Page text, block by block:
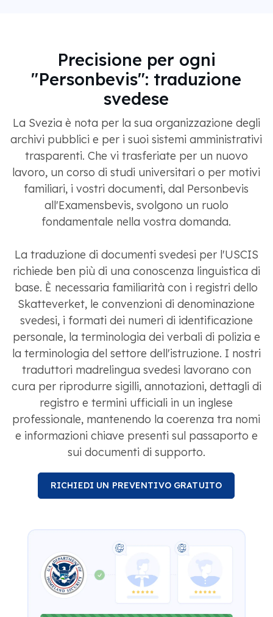
Precisione per ogni
"Personbevis": traduzione
svedese
La Svezia è nota per la sua organizzazione degli
archivi pubblici e per i suoi sistemi amministrativi
trasparenti. Che vi trasferiate per un nuovo
lavoro, un corso di studi universitari o per motivi
familiari, i vostri documenti, dal Personbevis
all'Examensbevis, svolgono un ruolo
fondamentale nella vostra domanda.
La traduzione di documenti svedesi per l'USCIS
richiede ben più di una conoscenza linguistica di
base. È necessaria familiarità con i registri dello
Skatteverket, le convenzioni di denominazione
svedesi, i formati dei numeri di identificazione
personale, la terminologia dei verbali di polizia e
la terminologia del settore dell'istruzione. I nostri
traduttori madrelingua svedesi lavorano con
cura per riprodurre sigilli, annotazioni, dettagli di
registro e termini ufficiali in un inglese
professionale, mantenendo la coerenza tra nomi
e informazioni chiave presenti sul passaporto e
sui documenti di supporto.
RICHIEDI UN PREVENTIVO GRATUITO